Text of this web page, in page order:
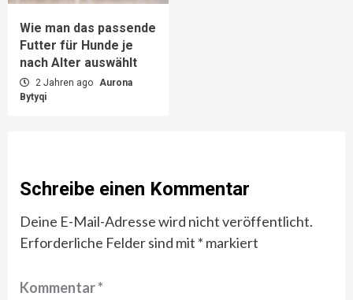
Wie man das passende
Futter für Hunde je
nach Alter auswählt
2 Jahren ago Aurona
Bytyqi
Schreibe einen Kommentar
Deine E-Mail-Adresse wird nicht veröffentlicht.
Erforderliche Felder sind mit * markiert
Kommentar*